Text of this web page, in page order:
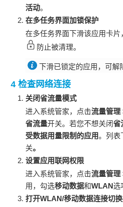
活动。
在多任务界面加锁保护
在多任务界面下滑该应用卡
防止被清理。
下滑已锁定的应用，可解
4 检查网络连接
关闭省流量模式
进入系统管家，点击流量管理
省流量开关。若您不想关闭省
受数据用量限制的应用。列表
关。
设置应用联网权限
进入系统管家，点击流量管理
用，勾选移动数据和WLAN选
打开WLAN/移动数据连接切